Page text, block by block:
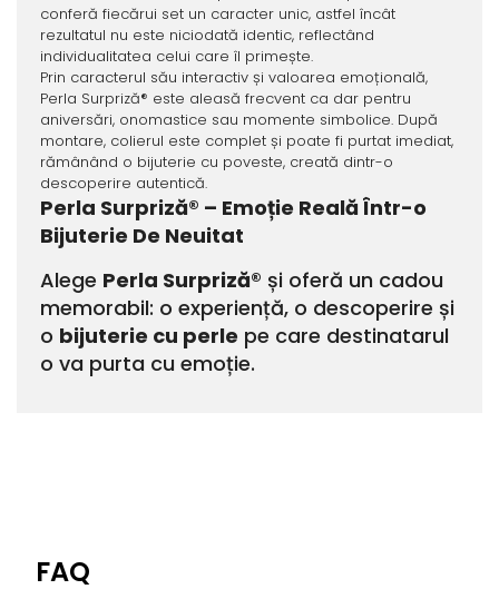
conferă fiecărui set un caracter unic, astfel încât
rezultatul nu este niciodată identic, reflectând
individualitatea celui care îl primește.
Prin caracterul său interactiv și valoarea emoțională,
Perla Surpriză® este aleasă frecvent ca dar pentru
aniversări, onomastice sau momente simbolice. După
montare, colierul este complet și poate fi purtat imediat,
rămânând o bijuterie cu poveste, creată dintr-o
descoperire autentică.
Perla Surpriză® – Emoție Reală Într-o
Bijuterie De Neuitat
Alege Perla Surpriză® și oferă un cadou
memorabil: o experiență, o descoperire și
o bijuterie cu perle pe care destinatarul
o va purta cu emoție.
FAQ